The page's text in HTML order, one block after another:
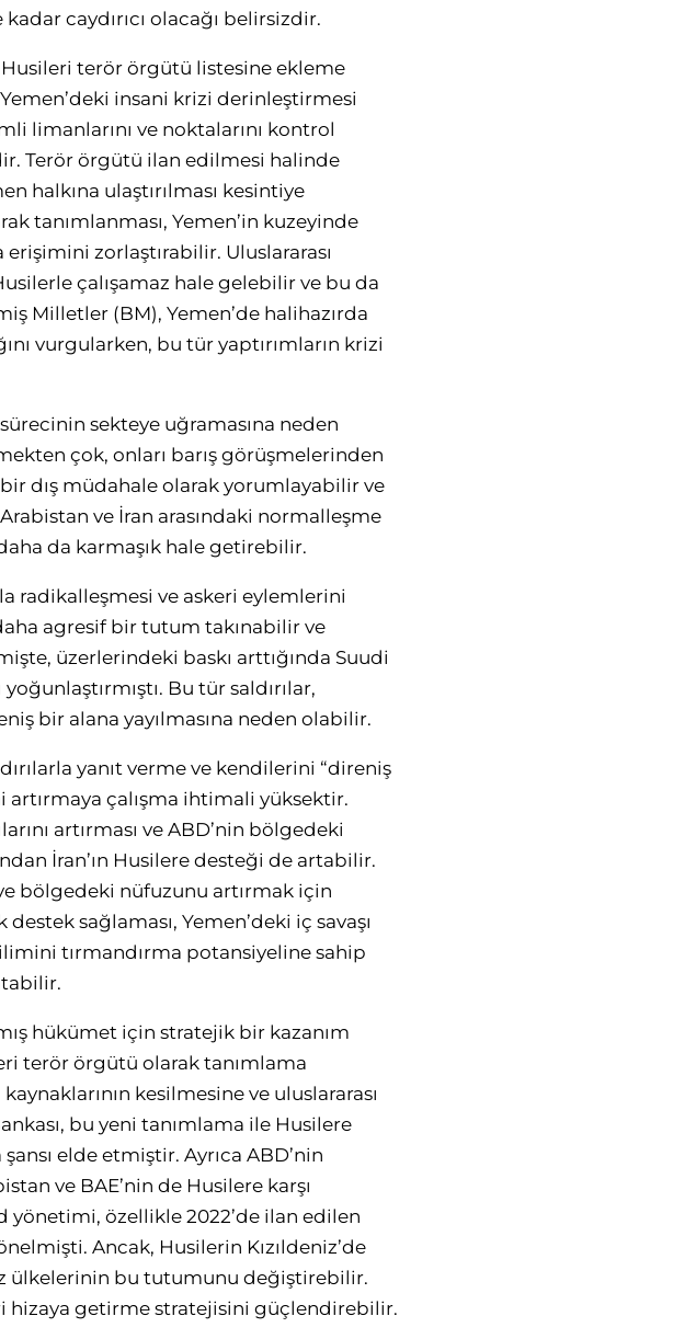
caydırıcı olacağı belirsizdir.
terör örgütü listesine ekleme
insani krizi derinleştirmesi
limanlarını ve noktalarını kontrol
Terör örgütü ilan edilmesi halinde
halkına ulaştırılması kesintiye
tanımlanması, Yemen’in kuzeyinde
zorlaştırabilir. Uluslararası
çalışamaz hale gelebilir ve bu da
Milletler (BM), Yemen’de halihazırda
vurgularken, bu tür yaptırımların krizi
sekteye uğramasına neden
çok, onları barış görüşmelerinden
dış müdahale olarak yorumlayabilir ve
ve İran arasındaki normalleşme
da karmaşık hale getirebilir.
radikalleşmesi ve askeri eylemlerini
agresif bir tutum takınabilir ve
üzerlerindeki baskı arttığında Suudi
Bu tür saldırılar,
bir alana yayılmasına neden olabilir.
yanıt verme ve kendilerini “direniş
çalışma ihtimali yüksektir.
artırması ve ABD’nin bölgedeki
İran’ın Husilere desteği de artabilir.
bölgedeki nüfuzunu artırmak için
sağlaması, Yemen’deki iç savaşı
tırmandırma potansiyeline sahip
hükümet için stratejik bir kazanım
terör örgütü olarak tanımlama
kesilmesine ve uluslararası
bu yeni tanımlama ile Husilere
elde etmiştir. Ayrıca ABD’nin
ve BAE’nin de Husilere karşı
özellikle 2022’de ilan edilen
Ancak, Husilerin Kızıldeniz’de
ülkelerinin bu tutumunu değiştirebilir.
hizaya getirme stratejisini güçlendirebilir.